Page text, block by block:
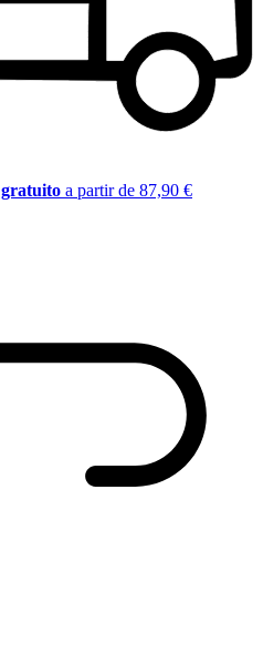
gratuito a partir de 87,90 €